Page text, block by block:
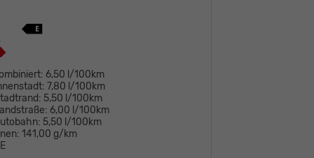
6,50 l/100km
7,80 l/100km
5,50 l/100km
6,00 l/100km
5,50 l/100km
141,00 g/km
E